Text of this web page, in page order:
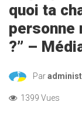
quoi ta
personne
?” –
Par
1399 Vues